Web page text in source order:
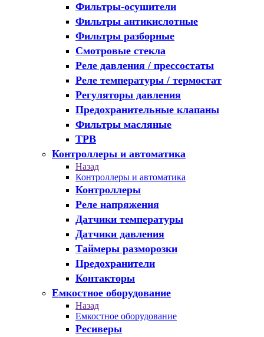
Фильтры-осушители
Фильтры антикислотные
Фильтры разборные
Смотровые стекла
Реле давления / прессостаты
Реле температуры / термостат
Регуляторы давления
Предохранительные клапаны
Фильтры масляные
ТРВ
Контроллеры и автоматика
Назад
Контроллеры и автоматика
Контроллеры
Реле напряжения
Датчики температуры
Датчики давления
Таймеры разморозки
Предохранители
Контакторы
Емкостное оборудование
Назад
Емкостное оборудование
Ресиверы